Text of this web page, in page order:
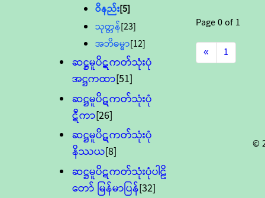
ဝိနည်း[5]
သုတ္တန်[23]
အဘိဓမ္မာ[12]
ဆဋ္ဌမူပိဋကတ်သုံးပုံ
အဋ္ဌကထာ[51]
ဆဋ္ဌမူပိဋကတ်သုံးပုံ
ဋီကာ[26]
ဆဋ္ဌမူပိဋကတ်သုံးပုံ
နိဿယ[8]
ဆဋ္ဌမူပိဋကတ်သုံးပုံပါဠိ
တော် မြန်မာပြန်[32]
Page0of1
«
1
©